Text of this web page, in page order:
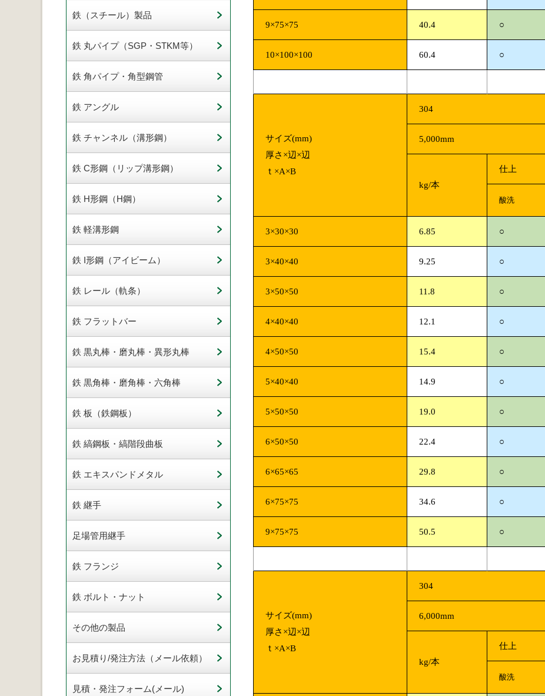
9×75×75 40.4 ○
10×100×100 60.4 ○
サイズ(mm)
厚さ×辺×辺
ｔ×A×B
304
5,000mm
kg/本
仕上
酸洗
3×30×30 6.85 ○
3×40×40 9.25 ○
3×50×50 11.8 ○
4×40×40 12.1 ○
4×50×50 15.4 ○
5×40×40 14.9 ○
5×50×50 19.0 ○
6×50×50 22.4 ○
6×65×65 29.8 ○
6×75×75 34.6 ○
9×75×75 50.5 ○
サイズ(mm)
厚さ×辺×辺
ｔ×A×B
304
6,000mm
kg/本
仕上
酸洗
鉄（スチール）製品
鉄 丸パイプ（SGP・STKM等）
鉄 角パイプ・角型鋼管
鉄 アングル
鉄 チャンネル（溝形鋼）
鉄 C形鋼（リップ溝形鋼）
鉄 H形鋼（H鋼）
鉄 軽溝形鋼
鉄 I形鋼（アイビーム）
鉄 レール（軌条）
鉄 フラットバー
鉄 黒丸棒・磨丸棒・異形丸棒
鉄 黒角棒・磨角棒・六角棒
鉄 板（鉄鋼板）
鉄 縞鋼板・縞階段曲板
鉄 エキスパンドメタル
鉄 継手
足場管用継手
鉄 フランジ
鉄 ボルト・ナット
その他の製品
お見積り/発注方法（メール依頼）
見積・発注フォーム(メール)